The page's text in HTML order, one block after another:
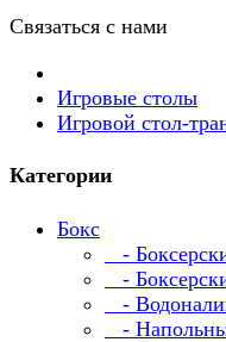
Связаться с нами
Игровые столы
Игровой стол-
Категории
Бокс
-
-
-
-